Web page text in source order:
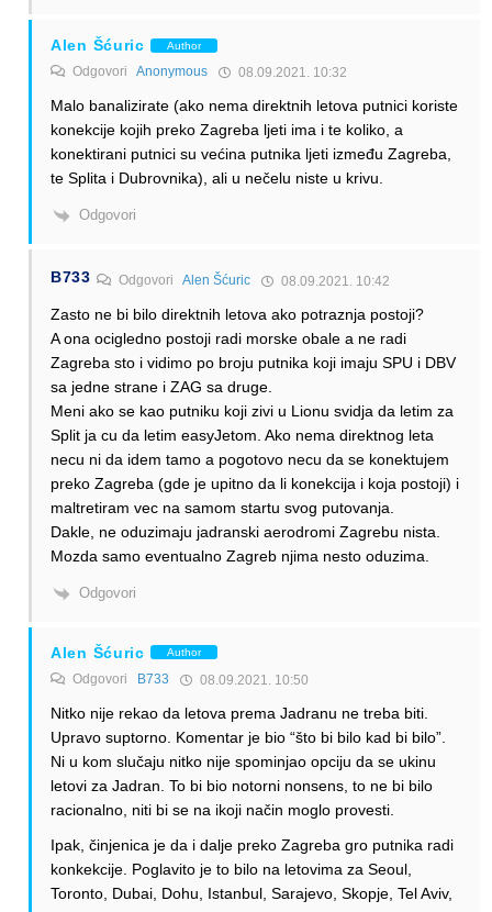
Alen Šćuric Author
Odgovori Anonymous 08.09.2021. 10:32
Malo banalizirate (ako nema direktnih letova putnici koriste
konekcije kojih preko Zagreba ljeti ima i te koliko, a
konektirani putnici su većina putnika ljeti između Zagreba,
te Splita i Dubrovnika), ali u nečelu niste u krivu.
Odgovori
B733 Odgovori Alen Šćuric 08.09.2021. 10:42
Zasto ne bi bilo direktnih letova ako potraznja postoji?
A ona ocigledno postoji radi morske obale a ne radi
Zagreba sto i vidimo po broju putnika koji imaju SPU i DBV
sa jedne strane i ZAG sa druge.
Meni ako se kao putniku koji zivi u Lionu svidja da letim za
Split ja cu da letim easyJetom. Ako nema direktnog leta
necu ni da idem tamo a pogotovo necu da se konektujem
preko Zagreba (gde je upitno da li konekcija i koja postoji) i
maltretiram vec na samom startu svog putovanja.
Dakle, ne oduzimaju jadranski aerodromi Zagrebu nista.
Mozda samo eventualno Zagreb njima nesto oduzima.
Odgovori
Alen Šćuric Author
Odgovori B733 08.09.2021. 10:50
Nitko nije rekao da letova prema Jadranu ne treba biti.
Upravo suptorno. Komentar je bio “što bi bilo kad bi bilo”.
Ni u kom slučaju nitko nije spominjao opciju da se ukinu
letovi za Jadran. To bi bio notorni nonsens, to ne bi bilo
racionalno, niti bi se na ikoji način moglo provesti.
Ipak, činjenica je da i dalje preko Zagreba gro putnika radi
konkekcije. Poglavito je to bilo na letovima za Seoul,
Toronto, Dubai, Dohu, Istanbul, Sarajevo, Skopje, Tel Aviv,